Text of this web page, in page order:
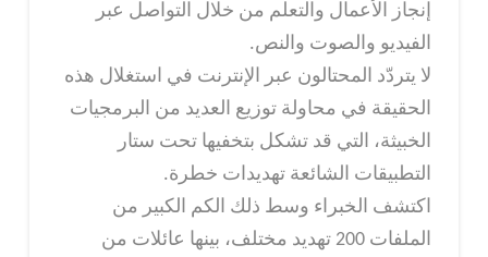
إنجاز الأعمال والتعلم من خلال التواصل عبر
الفيديو والصوت والنص.
لا يتردّد المحتالون عبر الإنترنت في استغلال هذه
الحقيقة في محاولة توزيع العديد من البرمجيات
الخبيثة، التي قد تشكل بتخفيها تحت ستار
التطبيقات الشائعة تهديدات خطرة.
اكتشف الخبراء وسط ذلك الكم الكبير من
الملفات 200 تهديد مختلف، بينها عائلات من